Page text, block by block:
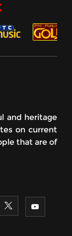
and heritage
on current
that are of